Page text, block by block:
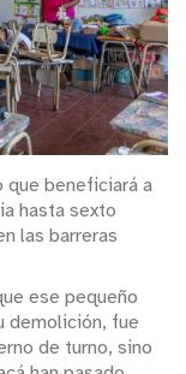
beneficiará a
hasta sexto
las barreras
ese pequeño
demolición, fue
de turno, sino